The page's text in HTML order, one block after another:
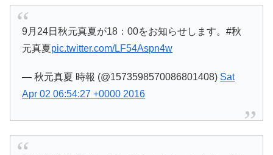
9月24日秋元真夏が18：00をお知らせします。#秋
元真夏pic.twitter.com/LF54Aspn4w
— 秋元真夏 時報 (@1573598570086801408) Sat
Apr 02 06:54:27 +0000 2016